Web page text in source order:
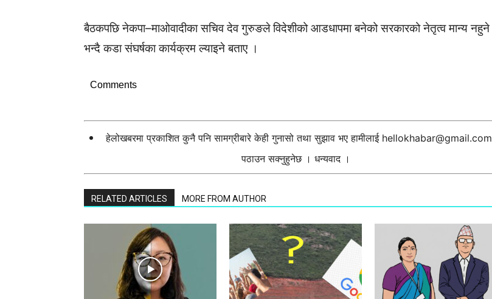
बैठकपछि नेकपा–माओवादीका सचिव देव गुरुङले विदेशीको आडधापमा बनेको सरकारको नेतृत्व मान्य नहुने
भन्दै कडा संघर्षका कार्यक्रम ल्याइने बताए ।
Comments
हेलोखबरमा प्रकाशित कुनै पनि सामग्रीबारे केही गुनासो तथा सुझाव भए हामीलाई hellokhabar@gmail.com
पठाउन सक्नुहुनेछ । धन्यवाद ।
RELATED ARTICLES MORE FROM AUTHOR